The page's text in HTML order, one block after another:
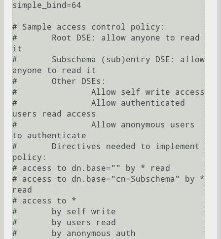
simple_bind=64
# Sample access control policy:
#       Root DSE: allow anyone to read
it
#       Subschema (sub)entry DSE: allow
anyone to read it
#       Other DSEs:
#               Allow self write access
#               Allow authenticated
users read access
#               Allow anonymous users
to authenticate
#       Directives needed to implement
policy:
# access to dn.base="" by * read
# access to dn.base="cn=Subschema" by *
read
# access to *
#       by self write
#       by users read
#       by anonymous auth